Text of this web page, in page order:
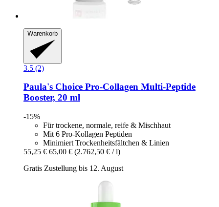
Warenkorb
3.5 (2)
Paula's Choice Pro-​Collagen Multi-​Peptide
Booster, 20 ml
-15%
Für trockene, normale, reife & Mischhaut
Mit 6 Pro-Kollagen Peptiden
Minimiert Trockenheitsfältchen & Linien
55,25 € 65,00 € (2.762,50 € / l)
Gratis Zustellung bis 12. August